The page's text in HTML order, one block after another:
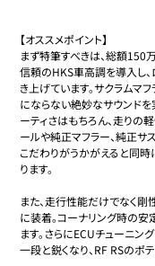
【オススメポイント】
まず特筆すべきは、総額150
信頼のHKS車高調を導入し
き上げています。サクラムマ
にならない絶妙なサウンドを
ーティさはもちろん、走りの
ールや純正マフラー、純正サ
こだわりがうかがえると同
ります。
また、走行性能だけでなく剛
に装着。コーナリング時の
ます。さらにECUチューニン
一段と鋭くなり、RF RSのポ